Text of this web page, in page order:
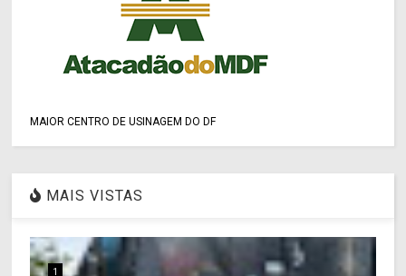
MAIOR CENTRO DE USINAGEM DO DF
MAIS VISTAS
1